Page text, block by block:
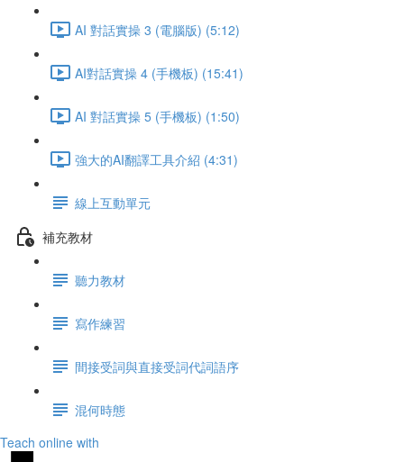
AI 對話實操 3 (電腦版) (5:12)
AI對話實操 4 (手機板) (15:41)
AI 對話實操 5 (手機板) (1:50)
強大的AI翻譯工具介紹 (4:31)
線上互動單元
補充教材
聽力教材
寫作練習
間接受詞與直接受詞代詞語序
混何時態
Teach online with